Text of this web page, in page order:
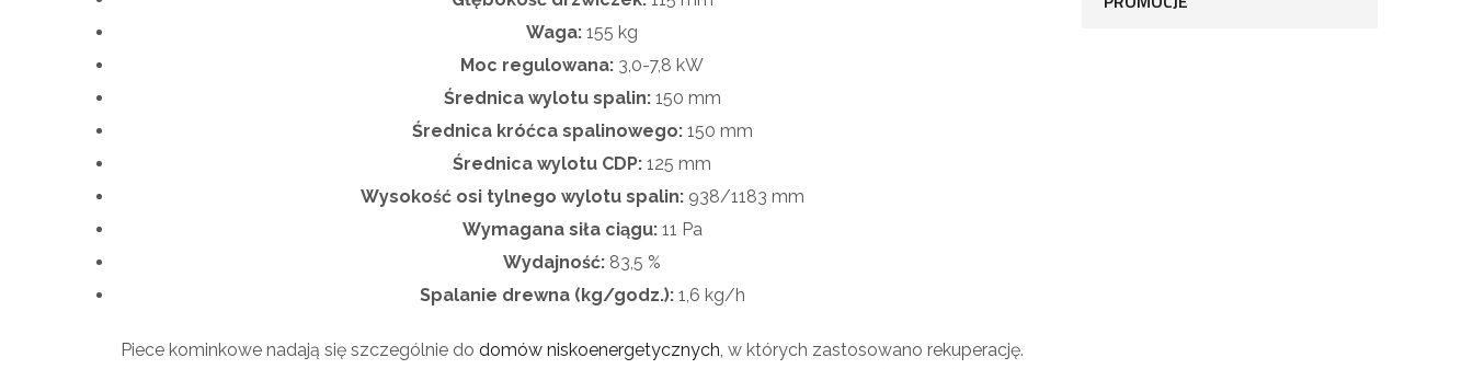
Waga: 155 kg
Moc regulowana: 3,0-7,8 kW
Średnica wylotu spalin: 150 mm
Średnica króćca spalinowego:150 mm
Średnica wylotu CDP: 125 mm
Wysokość osi tylnego wylotu spalin: 938/1183 mm
Wymagana siła ciągu: 11 Pa
Wydajność: 83,5 %
Spalanie drewna (kg/godz.):1,6 kg/h
Piece kominkowe nadają się szczególnie do domów niskoenergetycznych , w których zastosowano rekuperację.